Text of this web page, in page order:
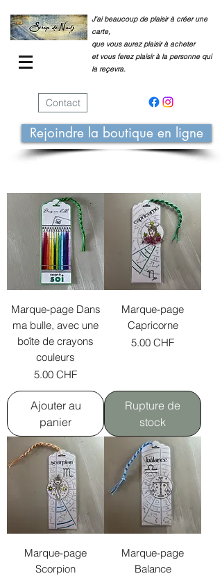
J'ai beaucoup de plaisir à créer une
carte,
que vous aurez plaisir à acheter
et vous ferez plaisir à la personne qui
la reçevra.
Contact
Rejoindre la boutique en ligne
Marque-page Dans
ma bulle, avec une
boîte de crayons
couleurs
Prix
5.00 CHF
Ajouter au
panier
Marque-page
Capricorne
Prix
5.00 CHF
Rupture de
stock
Marque-page
Scorpion
Marque-page
Balance